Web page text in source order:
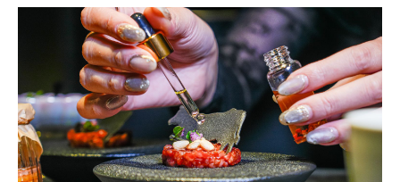
韃靼生牛肉一上桌的精緻度就先給滿分，他們家是用
頂級的 Prime 牛小排，而且堅持客人點了才現點現切，新
鮮度完全沒話說! 上層點綴紫蘇花碎 松果，還有牛造型的
餅乾，增添多重口感，第一口一定要先吃原味，可以品嚐
到很純粹的濃郁肉香，咀嚼後尾韻還帶有一點淡淡的奶
香，再來搭配山葵泥水果醬那種微辛又帶有果香的風味，